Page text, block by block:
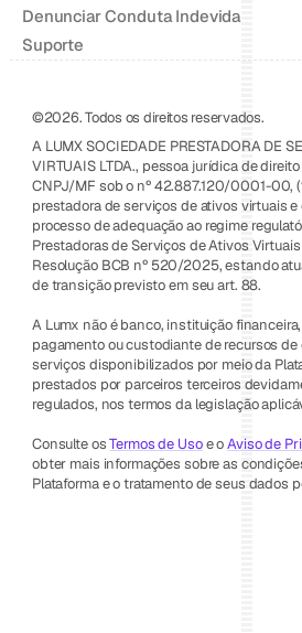
Denunciar Conduta Indevida
Suporte
©2026. Todos os direitos reservados.
A LUMX SOCIEDADE PRESTADORA DE
VIRTUAIS LTDA., pessoa jurídica de
CNPJ/MF sob o nº 42.887.120/0001-00,
prestadora de serviços de ativos virtuais
processo de adequação ao regime
Prestadoras de Serviços de Ativos
Resolução BCB nº 520/2025, estando
de transição previsto em seu art. 88.
A Lumx não é banco, instituição
pagamento ou custodiante de recursos
serviços disponibilizados por meio da
prestados por parceiros terceiros
regulados, nos termos da legislação
Consulte os Termos de Uso e o Aviso de
obter mais informações sobre as
Plataforma e o tratamento de seus dados